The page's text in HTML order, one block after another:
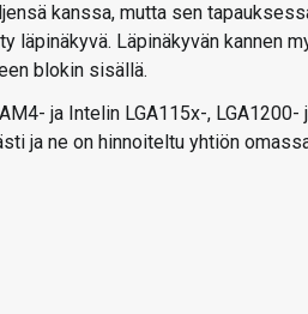
kanssa, mutta sen
läpinäkyvä. Läpinäkyvän kannen
blokin sisällä.
ja Intelin LGA115x-,
ja ne on hinnoiteltu yhtiön